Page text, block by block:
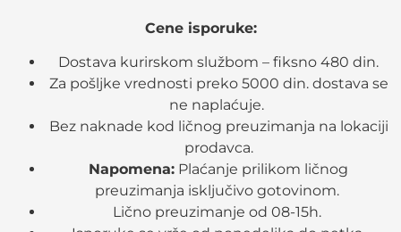
Cene isporuke:
Dostava kurirskom službom – fiksno 480 din.
Za pošljke vrednosti preko 5000 din. dostava se
ne naplaćuje.
Bez naknade kod ličnog preuzimanja na lokaciji
prodavca.
Napomena: Plaćanje prilikom ličnog
preuzimanja isključivo gotovinom.
Lično preuzimanje od 08-15h.